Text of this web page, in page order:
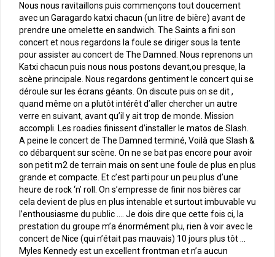
Nous nous ravitaillons puis commençons tout doucement
avec un Garagardo katxi chacun (un litre de bière) avant de
prendre une omelette en sandwich. The Saints a fini son
concert et nous regardons la foule se diriger sous la tente
pour assister au concert de The Damned. Nous reprenons un
Katxi chacun puis nous nous postons devant,ou presque, la
scène principale. Nous regardons gentiment le concert qui se
déroule sur les écrans géants. On discute puis on se dit ,
quand même on a plutôt intérêt d’aller chercher un autre
verre en suivant, avant qu’il y ait trop de monde. Mission
accompli. Les roadies finissent d’installer le matos de Slash.
A peine le concert de The Damned terminé, Voilà que Slash &
co débarquent sur scène. On ne se bat pas encore pour avoir
son petit m2 de terrain mais on sent une foule de plus en plus
grande et compacte. Et c’est parti pour un peu plus d’une
heure de rock ‘n’ roll. On s’empresse de finir nos bières car
cela devient de plus en plus intenable et surtout imbuvable vu
l’enthousiasme du public …. Je dois dire que cette fois ci, la
prestation du groupe m’a énormément plu, rien à voir avec le
concert de Nice (qui n’était pas mauvais) 10 jours plus tôt …
Myles Kennedy est un excellent frontman et n’a aucun